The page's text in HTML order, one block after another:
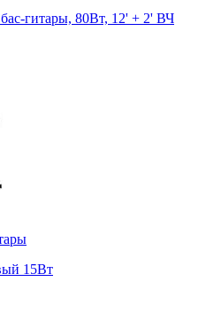
гитары, 80Вт, 12' + 2' ВЧ
15Вт